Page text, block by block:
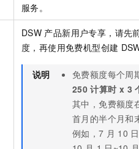
服务。
DSW 产品新用户专享，请先
度，再使用免费机型创建
说明 免费额度每个周
250 计算时 x 3
其中，免费额度
首月的半个月和
例如，7 月 10
即刻拥有 DeepSeek-R1 满血版